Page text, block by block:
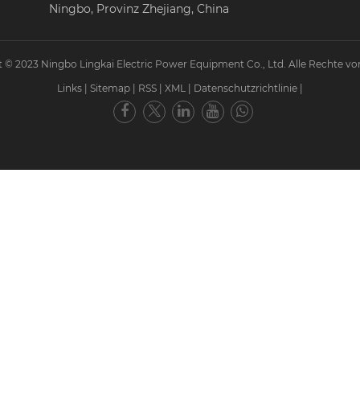
Ningbo, Provinz Zhejiang, China
© 2023 Ningbo Lingkai Electric Power Equipment Co., Ltd. Alle Rechte
Links | Sitemap | RSS | XML | Datenschutzrichtlinie |